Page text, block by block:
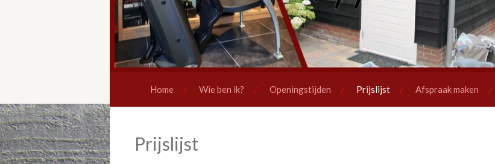
Home Wie ben ik? Openingstijden Prijslijst Afspraak maken
Prijslijst